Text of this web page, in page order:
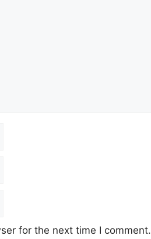
for the next time I comment.